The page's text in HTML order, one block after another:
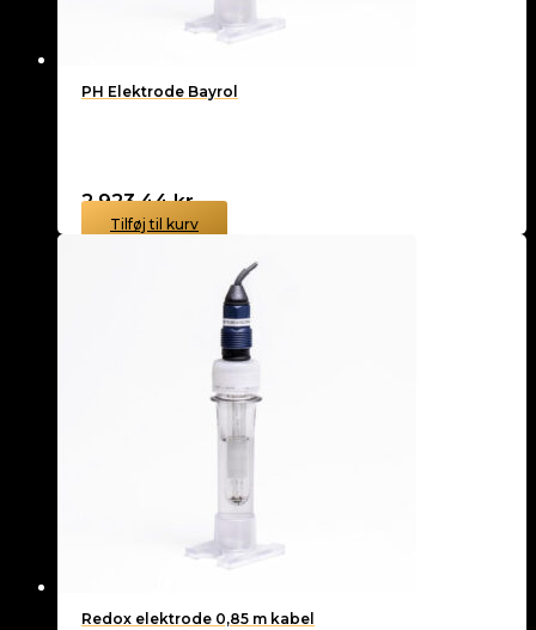
PH Elektrode Bayrol
2.923,44kr.
Tilføj til kurv
Redox elektrode 0,85 m kabel